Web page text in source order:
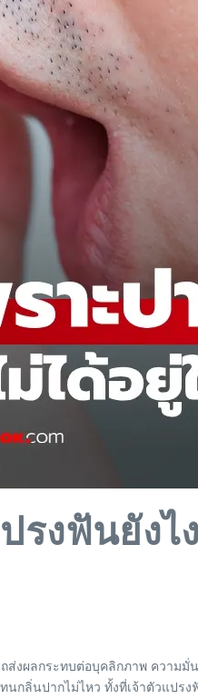
รงฟันยัง
ส่งผลกระทบต่อบุคลิกภาพ ควา
กลิ่นปากไม่ไหว ทั้งที่เจ้าตัวแป